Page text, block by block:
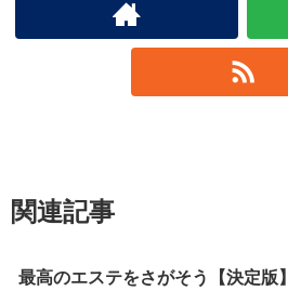
関連記事
最高のエステをさがそう【決定版】